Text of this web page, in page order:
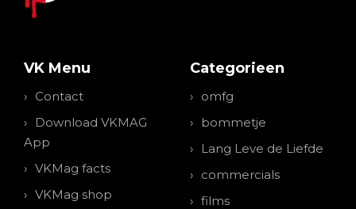
VK Menu
Contact
Download VKMAG
App
VKMag facts
VKMag shop
Categorieen
omfg
bommetje
Lang Leve de Liefde
commercials
films